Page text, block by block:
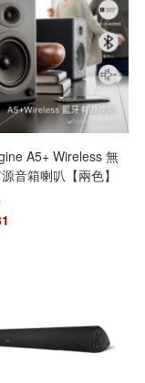
A5+ Wireless 無
音箱喇叭【兩色】
】【+贈送1件
鈹單元真無線藍
免運費】